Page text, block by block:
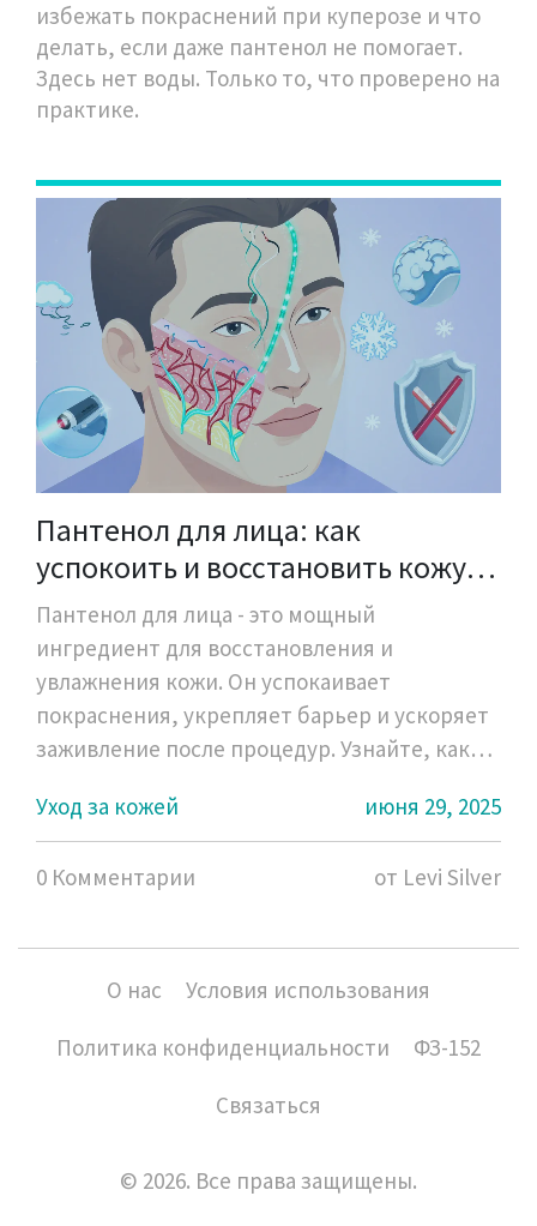
избежать покраснений при куперозе и что
делать, если даже пантенол не помогает.
Здесь нет воды. Только то, что проверено на
практике.
Пантенол для лица: как
успокоить и восстановить кожу с
помощью провитамина В5
Пантенол для лица - это мощный
ингредиент для восстановления и
увлажнения кожи. Он успокаивает
покраснения, укрепляет барьер и ускоряет
заживление после процедур. Узнайте, как
сочетать.
Уход за кожей июня 29, 2025
0 Комментарии от Levi Silver
О нас
Условия использования
Политика конфиденциальности
ФЗ-152
Связаться
© 2026. Все права защищены.